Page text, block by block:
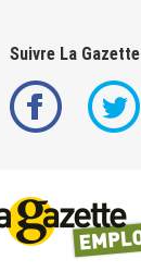
Suivre La Gazette